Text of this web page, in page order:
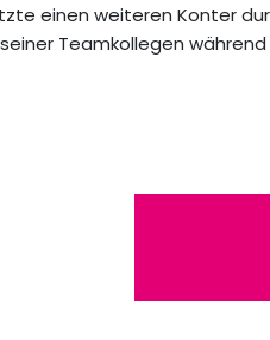
einen weiteren Konter
Teamkollegen